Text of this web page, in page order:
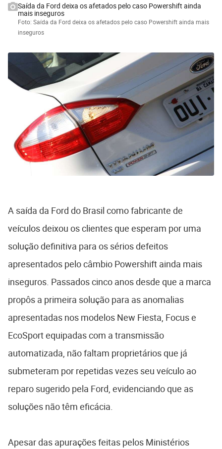
Saída da Ford deixa os afetados pelo caso Powershift ainda
mais inseguros
Foto: Saída da Ford deixa os afetados pelo caso Powershift ainda mais
inseguros
A saída da Ford do Brasil como fabricante de
veículos deixou os clientes que esperam por uma
solução definitiva para os sérios defeitos
apresentados pelo câmbio Powershift ainda mais
inseguros. Passados cinco anos desde que a marca
propôs a primeira solução para as anomalias
apresentadas nos modelos New Fiesta, Focus e
EcoSport equipadas com a transmissão
automatizada, não faltam proprietários que já
submeteram por repetidas vezes seu veículo ao
reparo sugerido pela Ford, evidenciando que as
soluções não têm eficácia.
Apesar das apurações feitas pelos Ministérios